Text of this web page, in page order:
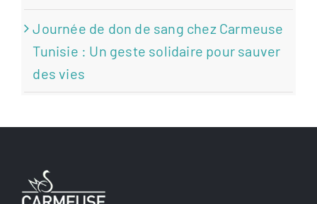
Journée de don de sang chez Carmeuse
Tunisie : Un geste solidaire pour sauver
des vies